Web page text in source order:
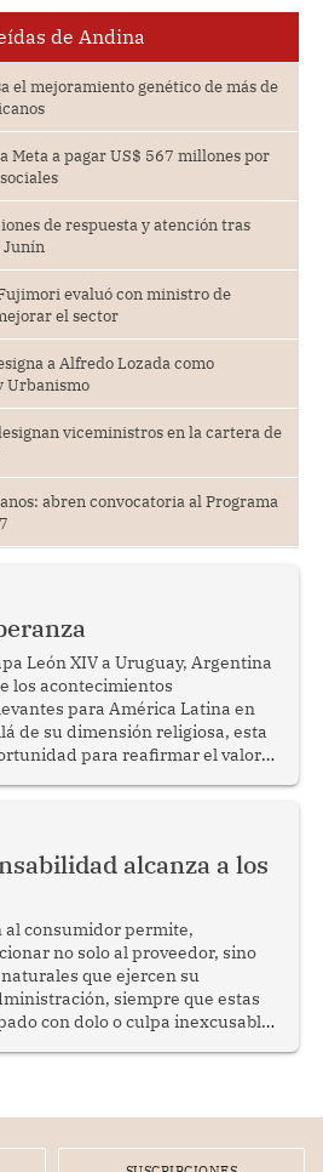
de Andina
el mejoramiento genético de más de
Meta a pagar US$ 567 millones por
de respuesta y atención tras
Junín
evaluó con ministro de
el sector
a Alfredo Lozada como
Urbanismo
viceministros en la cartera de
abren convocatoria al Programa
León XIV a Uruguay, Argentina
los acontecimientos
para América Latina en
de su dimensión religiosa, esta
para reafirmar el valor
de desarrollo, cohesión
alcanza a los
al consumidor permite,
no solo al proveedor, sino
que ejercen su
siempre que estas
con dolo o culpa inexcusable
de un meet and greet con